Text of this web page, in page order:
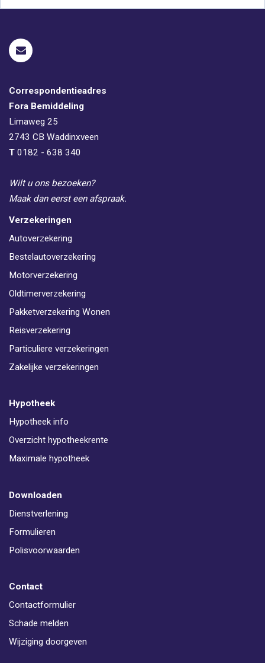
Correspondentieadres
Fora Bemiddeling
Limaweg 25
2743 CB Waddinxveen
T 0182 - 638 340
Wilt u ons bezoeken?
Maak dan eerst een afspraak.
Verzekeringen
Autoverzekering
Bestelautoverzekering
Motorverzekering
Oldtimerverzekering
Pakketverzekering Wonen
Reisverzekering
Particuliere verzekeringen
Zakelijke verzekeringen
Hypotheek
Hypotheek info
Overzicht hypotheekrente
Maximale hypotheek
Downloaden
Dienstverlening
Formulieren
Polisvoorwaarden
Contact
Contactformulier
Schade melden
Wijziging doorgeven